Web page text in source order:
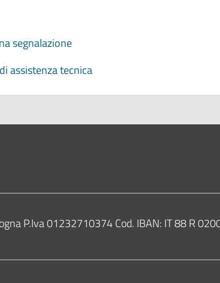
segnalazione
assistenza tecnica
P.Iva 01232710374 Cod. IBAN: IT 88 R